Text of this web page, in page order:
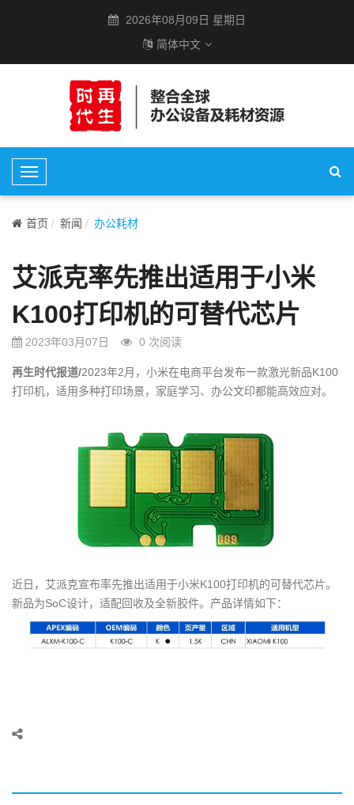
2026年08月09日 星期日
简体中文
T
o
g
e
N
a
v
i
g
a
首页 新闻 办公耗材
艾派克率先推出适用于小米
K100打印机的可替代芯片
2023年03月07日 0 次阅读
再生时代报道/2023年2月，小米在电商平台发布一款激光新品K100
打印机，适用多种打印场景，家庭学习、办公文印都能高效应对。
近日，艾派克宣布率先推出适用于小米K100打印机的可替代芯片。
新品为SoC设计，适配回收及全新胶件。产品详情如下：